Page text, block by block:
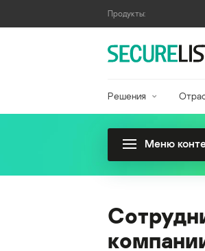
Продукты:
Решения
Меню